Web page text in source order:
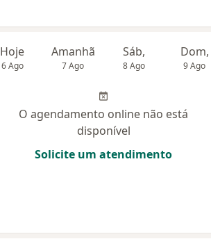
Hoje
6 Ago
Amanhã
7 Ago
Sáb,
8 Ago
Dom,
9 Ago
O agendamento online não está
disponível
Solicite um atendimento